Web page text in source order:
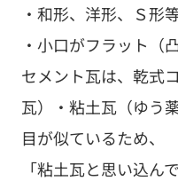
・和形、洋形、Ｓ形
・小口がフラット（
セメント瓦は、乾式
瓦）・粘土瓦（ゆう
目が似ているため、
「粘土瓦と思い込ん